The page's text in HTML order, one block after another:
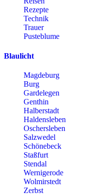
Rezepte
Technik
Trauer
Pusteblume
Blaulicht
Magdeburg
Burg
Gardelegen
Genthin
Halberstadt
Haldensleben
Oschersleben
Salzwedel
Schönebeck
Staßfurt
Stendal
Wernigerode
Wolmirstedt
Zerbst